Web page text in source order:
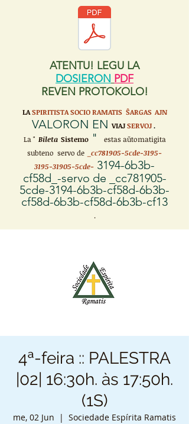
ATENTU! LEGU LA
DOSIERON PDF
REVEN PROTOKOLO!
LA SPIRITISTA SOCIO RAMATIS ŜARGAS AJN
VALORON EN VIAJSERVOJ.
La " Bileta Sistemo"
estas aŭtomatigita
subteno servo de
_cc781905-5cde-3195-
3195-31905-5cde- 3194-6b3b-
cf58d_-servo de _cc781905-
5cde-3194-6b3b-cf58d-6b3b-
cf58d-6b3b-cf58d-6b3b-cf13
.
4ª-feira :: PALESTRA
|02| 16:30h. às 17:50h.
(1S)
me, 02 Jun
  |
Sociedade Espírita Ramatis